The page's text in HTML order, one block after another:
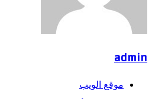
admin
موقع الويب